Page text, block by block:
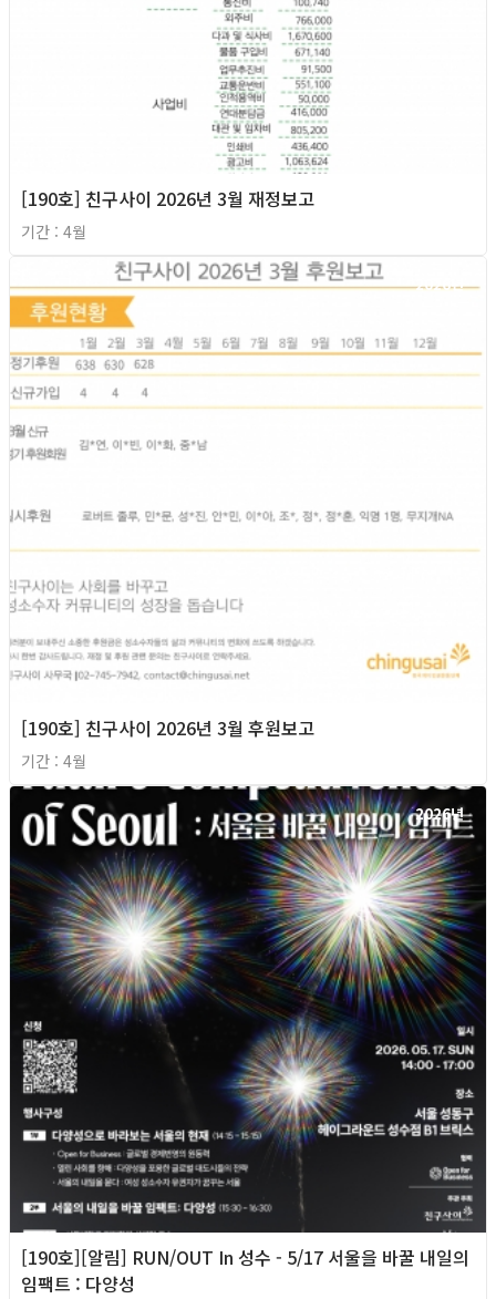
[190호] 친구사이 2026년 3월 재정보고
기간 : 4월
2026년
[190호] 친구사이 2026년 3월 후원보고
기간 : 4월
2026년
[190호][알림] RUN/OUT In 성수 - 5/17 서울을 바꿀 내일의
임팩트 : 다양성